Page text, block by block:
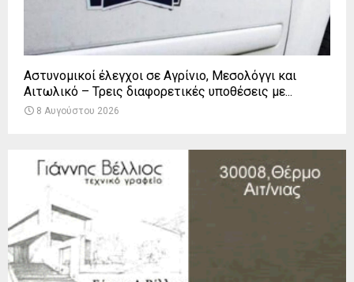
Αστυνομικοί έλεγχοι σε Αγρίνιο, Μεσολόγγι και
Αιτωλικό – Τρεις διαφορετικές υποθέσεις με...
8 Αυγούστου 2026